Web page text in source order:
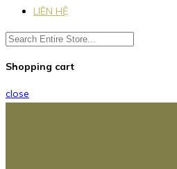
LIÊN HỆ
Shopping cart
close